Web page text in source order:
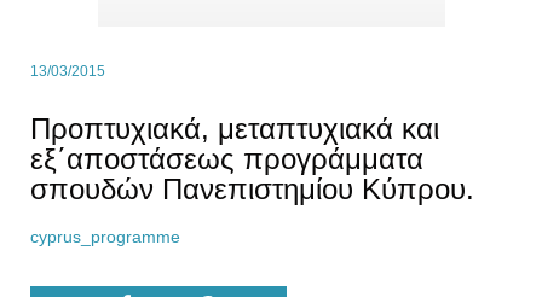
13/03/2015
Προπτυχιακά, μεταπτυχιακά και
εξ΄αποστάσεως προγράμματα
σπουδών Πανεπιστημίου Κύπρου.
cyprus_programme